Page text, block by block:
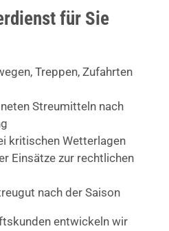
für Sie
Treppen, Zufahrten
Streumitteln nach
kritischen Wetterlagen
Einsätze zur rechtlichen
nach der Saison
entwickeln wir